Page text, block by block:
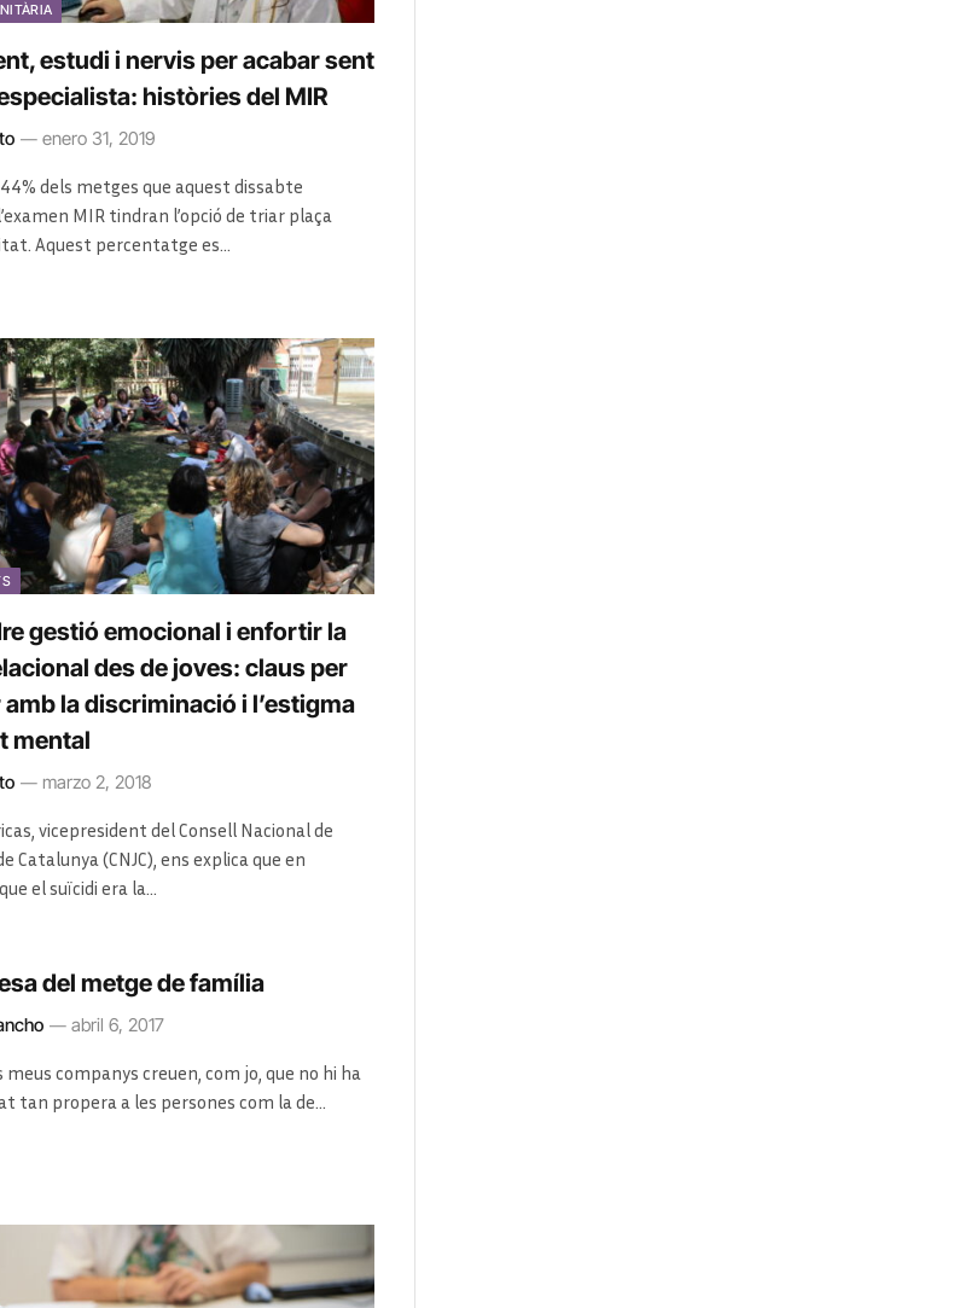
estudi i nervis per acabar sent
històries del MIR
enero 31, 2019
dels metges que aquest dissabte
MIR tindran l’opció de triar plaça
Aquest percentatge es…
gestió emocional i enfortir la
des de joves: claus per
la discriminació i l’estigma
mental
marzo 2, 2018
vicepresident del Consell Nacional de
Catalunya (CNJC), ens explica que en
el suïcidi era la…
del metge de família
abril 6, 2017
companys creuen, com jo, que no hi ha
tan propera a les persones com la de…